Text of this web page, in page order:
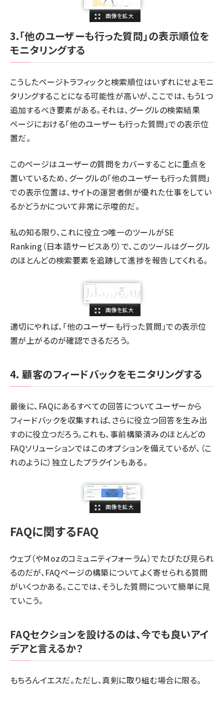
3.「他のユーザーも行った質問」の表示順位を
モニタリングする
こうしたページトラフィックと検索順位はいずれにせよモニ
タリングすることになる可能性が高いが、ここでは、もう1つ
追加するべき要素がある。それは、グーグルの検索結果
ページにおける「他のユーザーも行った質問」での表示位
置だ。
このページはユーザーの質問をカバーすることに重点を
置いているため、グーグルの「他のユーザーも行った質問」
での表示位置は、サイトの運営者側が優れた仕事をしてい
るかどうかについて非常に示唆的だ。
私の知る限り、これに役立つ唯一のツールがSE
Ranking （日本語サービスあり）で、このツールはグーグル
のほとんどの検索要素を追跡して進捗を報告してくれる。
適切にやれば、「他のユーザーも行った質問」での表示位
置が上がるのが確認できるだろう。
4. 顧客のフィードバックをモニタリングする
最後に、FAQにあるすべての回答についてユーザーから
フィードバックを収集すれば、さらに役立つ回答を生み出
すのに役立つだろう。これも、事前構築済みのほとんどの
FAQソリューションではこのオプションを備えているが、（こ
れのように）独立したプラグインもある。
FAQに関するFAQ
ウェブ（やMozのコミュニティフォーラム）でたびたび見られ
るのだが、FAQページの構築についてよく寄せられる質問
がいくつかある。ここでは、そうした質問について簡単に見
ていこう。
FAQセクションを設けるのは、今でも良いアイ
デアと言えるか？
もちろんイエスだ。ただし、真剣に取り組む場合に限る。